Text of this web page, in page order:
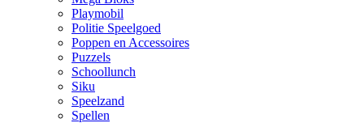
Playmobil
Politie Speelgoed
Poppen en Accessoires
Puzzels
Schoollunch
Siku
Speelzand
Spellen